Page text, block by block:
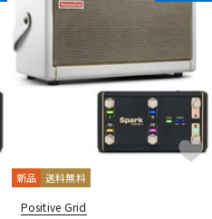
新品 送料無料
Positive Grid